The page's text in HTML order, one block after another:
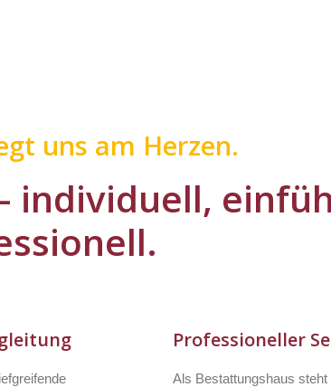
uns am Herzen.
individuell,
Professioneller
Als Bestattungshaus steht